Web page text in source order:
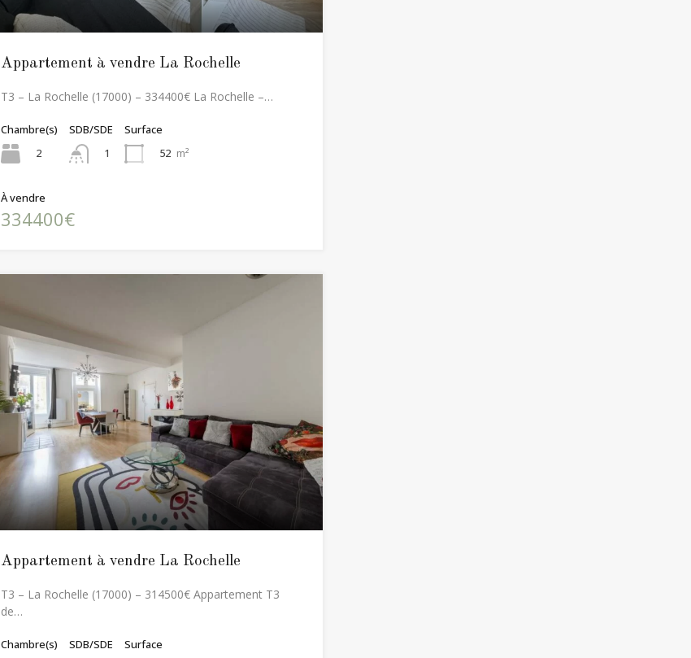
Appartement à vendre La Rochelle
T3 – La Rochelle (17000) – 334400€ La Rochelle –…
Chambre(s)
2
SDB/SDE
1
Surface
52 m²
À vendre
334400€
Appartement à vendre La Rochelle
T3 – La Rochelle (17000) – 314500€ Appartement T3
de…
Chambre(s)
SDB/SDE
Surface